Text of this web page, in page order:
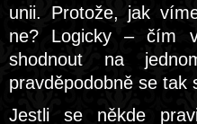
unii. Protože, jak
ne? Logicky – čím
shodnout na
pravděpodobně se tak
Jestli se někde